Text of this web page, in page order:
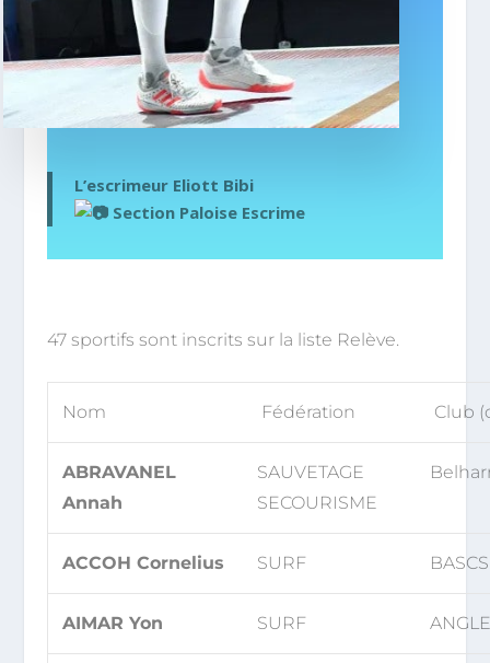
L’escrimeur Eliott Bibi
Section Paloise Escrime
47 sportifs sont inscrits sur la liste Relève.
Nom Fédération Club
ABRAVANEL
Annah
SAUVETAGE
SECOURISME
ACCOH Cornelius SURF
AIMAR Yon SURF